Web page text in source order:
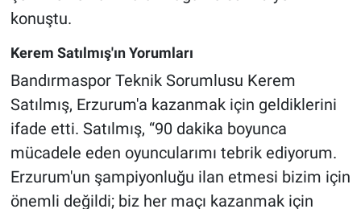
konuştu.
Kerem Satılmış'ın Yorumları
Bandırmaspor Teknik Sorumlusu Kerem
Satılmış, Erzurum'a kazanmak için geldiklerini
ifade etti. Satılmış, “90 dakika boyunca
mücadele eden oyuncularımı tebrik ediyorum.
Erzurum'un şampiyonluğu ilan etmesi bizim için
önemli değildi; biz her maçı kazanmak için